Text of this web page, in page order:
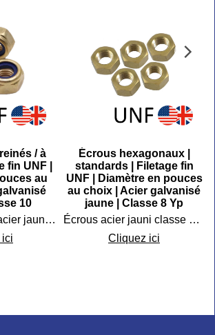
/ à
fin UNF |
au
10
Écrous à bague acier jaune UNF
Écrous hexagonaux |
standards | Filetage fin
UNF | Diamètre en pouces
au choix | Acier galvanisé
jaune | Classe 8 Yp
Écrous acier jauni classe 8 | UNF
Cliquez ici